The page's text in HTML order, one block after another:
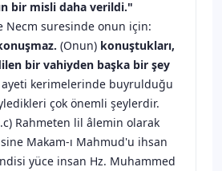
bir misli daha verildi."
Necm suresinde onun için:
(Onun) konuştukları,
bir vahiyden başka bir şey
ayeti kerimelerinde buyrulduğu
çok önemli şeylerdir.
Rahmeten lil âlemin olarak
Makam-ı Mahmud'u ihsan
yüce insan Hz. Muhammed